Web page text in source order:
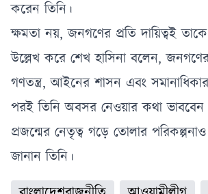
করেন তিনি।
ক্ষমতা নয়, জনগণের প্রতি দায়িত্বই
উল্লেখ করে শেখ হাসিনা বলেন, জনগণের
গণতন্ত্র, আইনের শাসন এবং
পরই তিনি অবসর নেওয়ার কথা
প্রজন্মের নেতৃত্ব গড়ে তোলার
জানান তিনি।